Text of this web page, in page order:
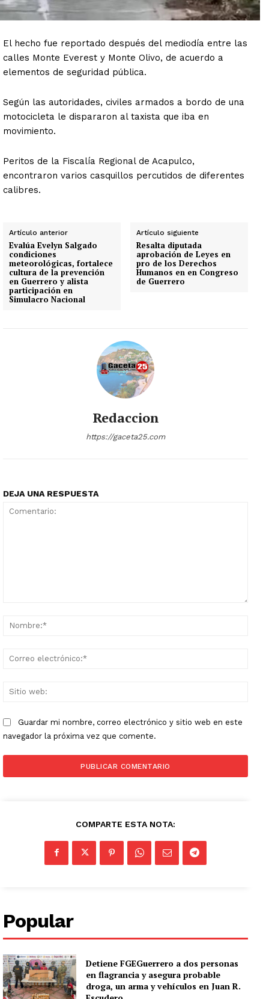
El hecho fue reportado después del mediodía entre las
calles Monte Everest y Monte Olivo, de acuerdo a
elementos de seguridad pública.
Según las autoridades, civiles armados a bordo de una
motocicleta le dispararon al taxista que iba en
movimiento.
Peritos de la Fiscalía Regional de Acapulco,
encontraron varios casquillos percutidos de diferentes
calibres.
Artículo anterior
Evalúa Evelyn Salgado
condiciones
meteorológicas, fortalece
cultura de la prevención
en Guerrero y alista
participación en
Simulacro Nacional
Artículo siguiente
Resalta diputada
aprobación de Leyes en
pro de los Derechos
Humanos en en Congreso
de Guerrero
Redaccion
https://gaceta25.com
DEJA UNA RESPUESTA
Guardar mi nombre, correo electrónico y sitio web en este
navegador la próxima vez que comente.
COMPARTE ESTA NOTA:
Popular
Detiene FGEGuerrero a dos personas
en flagrancia y asegura probable
droga, un arma y vehículos en Juan R.